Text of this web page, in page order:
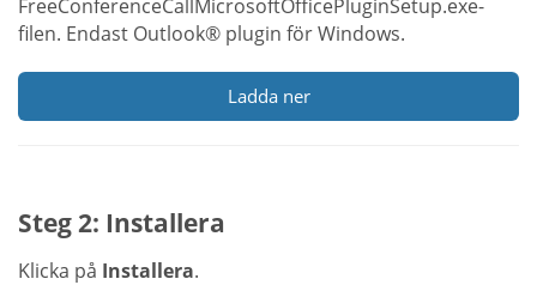
FreeConferenceCallMicrosoftOfficePluginSetup.exe-
filen. Endast Outlook® plugin för Windows.
Ladda ner
Steg 2: Installera
Klicka på Installera.